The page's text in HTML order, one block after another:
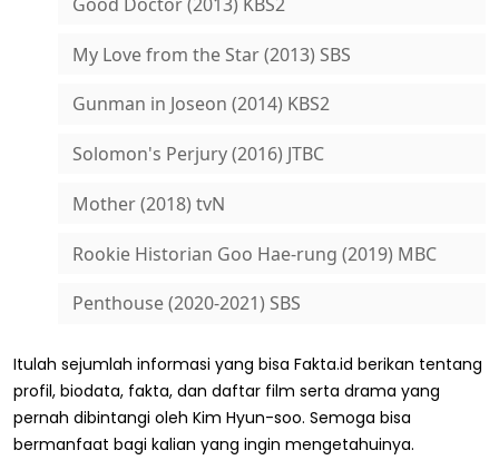
My Love from the Star (2013) SBS
Gunman in Joseon (2014) KBS2
Solomon's Perjury (2016) JTBC
Mother (2018) tvN
Rookie Historian Goo Hae-rung (2019) MBC
Penthouse (2020-2021) SBS
Itulah sejumlah informasi yang bisa Fakta.id berikan tentang
profil, biodata, fakta, dan daftar film serta drama yang
pernah dibintangi oleh Kim Hyun-soo. Semoga bisa
bermanfaat bagi kalian yang ingin mengetahuinya.